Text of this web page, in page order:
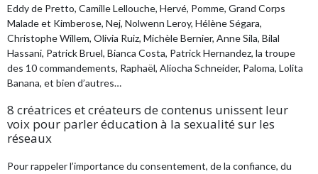
Eddy de Pretto, Camille Lellouche, Hervé, Pomme, Grand Corps
Malade et Kimberose, Nej, Nolwenn Leroy, Hélène Ségara,
Christophe Willem, Olivia Ruiz, Michèle Bernier, Anne Sila, Bilal
Hassani, Patrick Bruel, Bianca Costa, Patrick Hernandez, la troupe
des 10 commandements, Raphaël, Aliocha Schneider, Paloma, Lolita
Banana, et bien d’autres…
8 créatrices et créateurs de contenus unissent leur
voix pour parler éducation à la sexualité sur les
réseaux
Pour rappeler l’importance du consentement, de la confiance, du